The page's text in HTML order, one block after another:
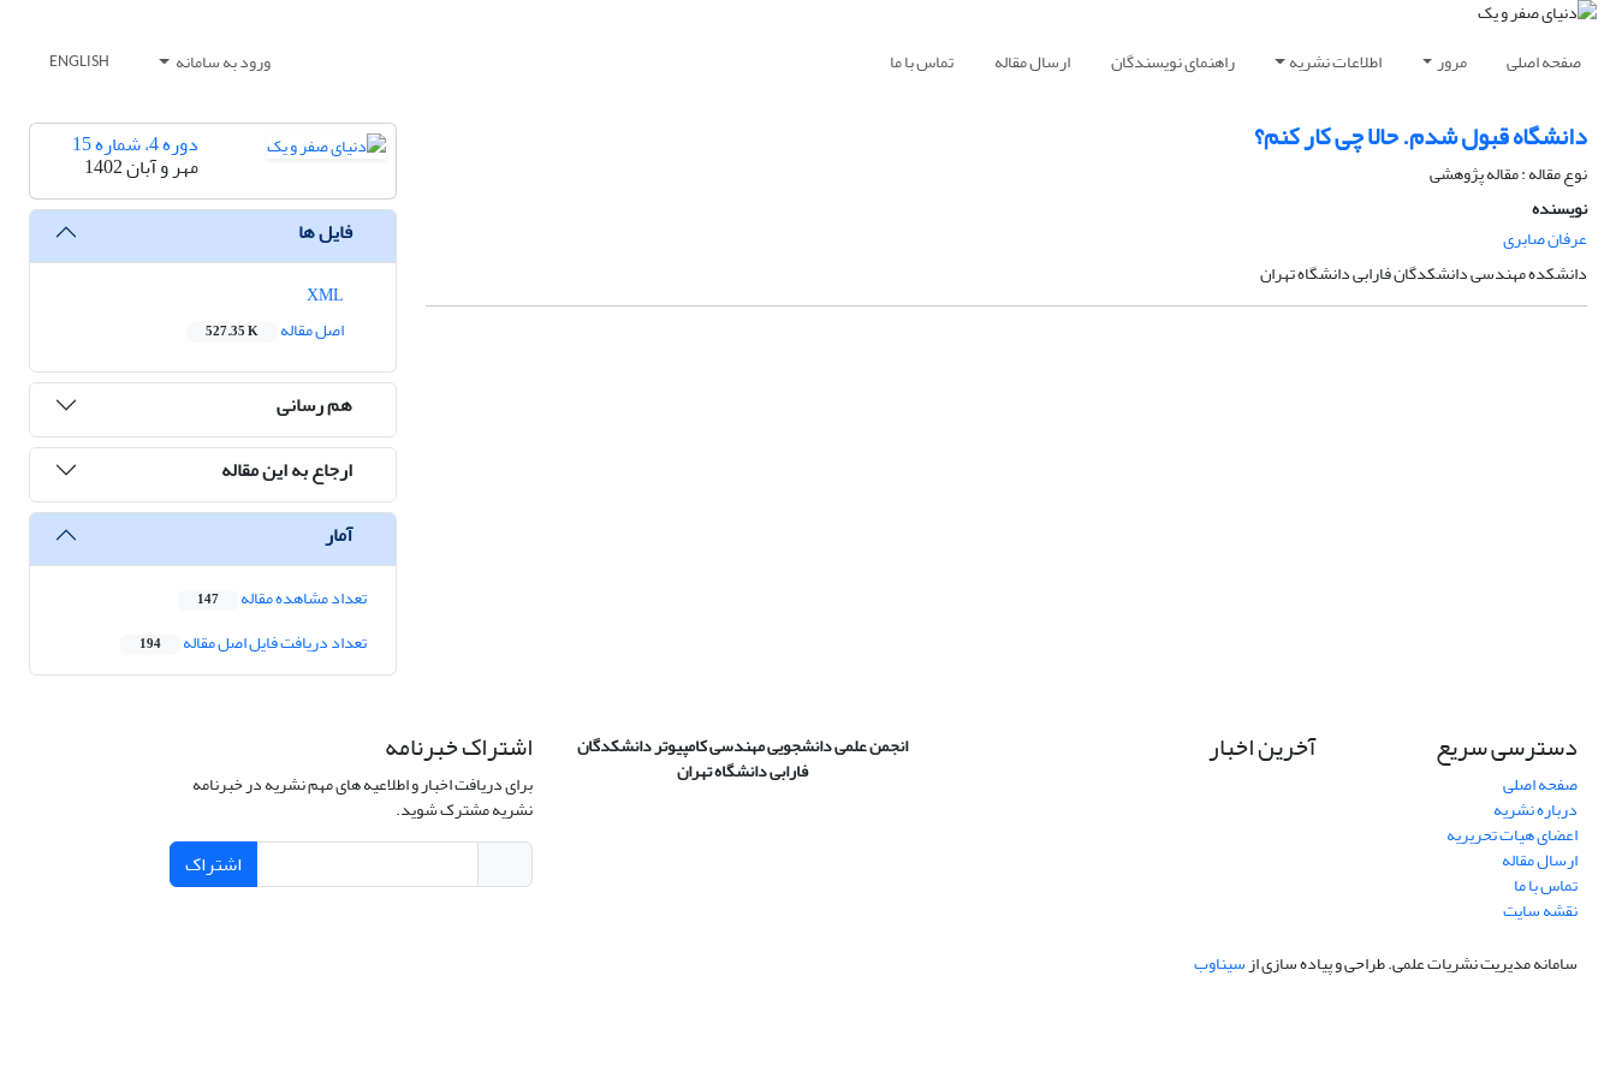
صفحه اصلی مرور اطلاعات نشریه راهنمای نویسندگان ارسال مقاله تماس با ما ورود به سامانه ENGLISH
دانشگاه قبول شدم. حالا چی کار کنم؟
نوع مقاله : مقاله پژوهشی
نویسنده
عرفان صابری
دانشکده مهندسی دانشکدگان فارابی دانشگاه تهران
دوره 4، شماره 15
مهر و آبان 1402
فایل ها
اصل مقاله
527.35 K
هم رسانی
ارجاع به این مقاله
آمار
تعداد مشاهده مقاله 147
تعداد دریافت فایل اصل مقاله 194
دسترسی سریع
صفحه اصلی
درباره نشریه
اعضای هیات تحریریه
ارسال مقاله
تماس با ما
نقشه سایت
آخرین اخبار انجمن علمی دانشجویی مهندسی کامپیوتر دانشکدگان
فارابی دانشگاه تهران
اشتراک خبرنامه
برای دریافت اخبار و اطلاعیه های مهم نشریه در خبرنامه
نشریه مشترک شوید.
اشتراک
سامانه مدیریت نشریات علمی.طراحی و پیاده سازی ازسیناوب